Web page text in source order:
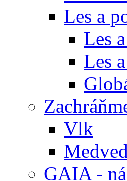
Les a
Les
Les
Vlk
GAIA -